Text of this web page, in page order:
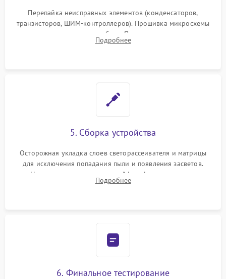
Перепайка неисправных элементов (конденсаторов,
транзисторов, ШИМ-контроллеров). Прошивка микросхемы
памяти при программных сбоях. При поломке подсветки —
разборка матрицы и замена выгоревших светодиодов.
Подробнее
5. Сборка устройства
Осторожная укладка слоев светорассеивателя и матрицы
для исключения попадания пыли и появления засветов.
Надежное подключение шлейфов, фиксация плат и
аккуратное защелкивание пластикового корпуса монитора.
Подробнее
6. Финальное тестирование